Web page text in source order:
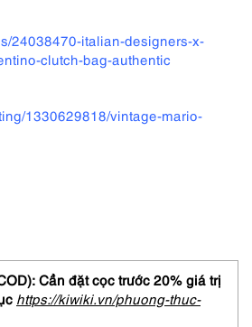
24038470-italian-designers-x-
clutch-bag-authentic
1330629818/vintage-mario-
Cần đặt cọc trước 20% giá trị
https://kiwiki.vn/phuong-thuc-